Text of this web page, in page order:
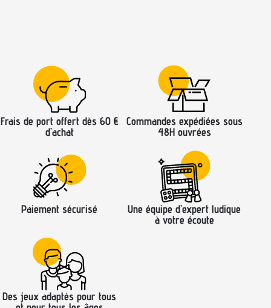
Frais de port offert dès 60 €
d’achat
Commandes expédiées sous
48H ouvrées
Paiement sécurisé
Une équipe d’expert ludique
à votre écoute
Des jeux adaptés pour tous